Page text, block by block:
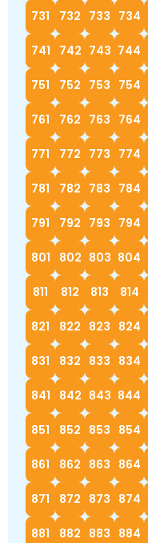
731 732 733 734
741 742 743 744
751 752 753 754
761 762 763 764
771 772 773 774
781 782 783 784
791 792 793 794
801 802 803 804
811 812 813 814
821 822 823 824
831 832 833 834
841 842 843 844
851 852 853 854
861 862 863 864
871 872 873 874
881 882 883 884